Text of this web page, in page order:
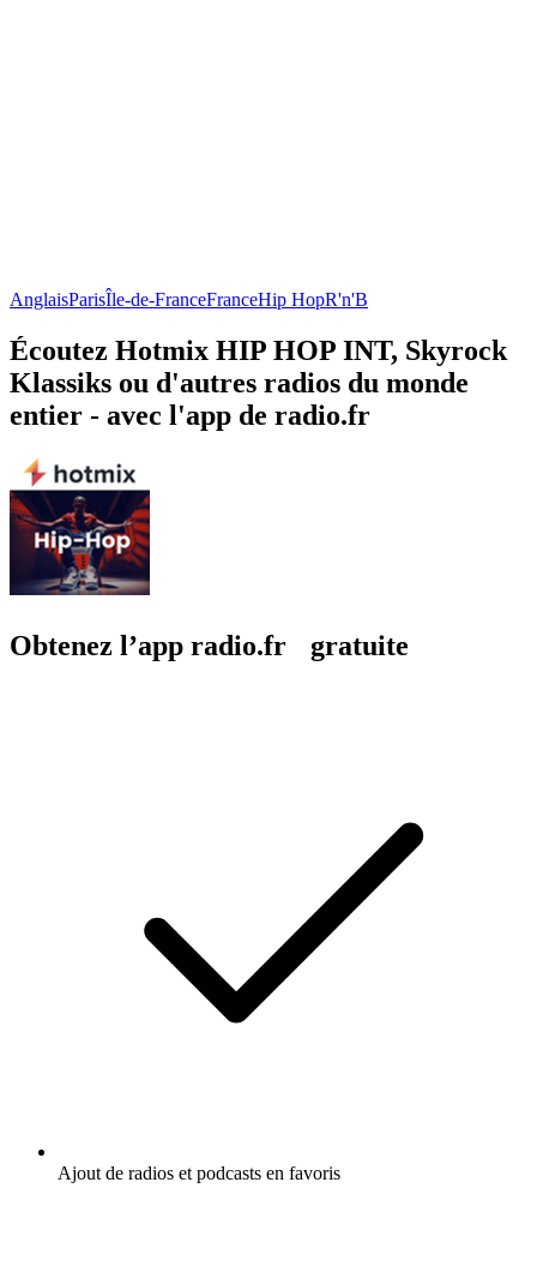
AnglaisParisÎle-de-FranceFranceHip HopR'n'B
Écoutez Hotmix HIP HOP INT, Skyrock
Klassiks ou d'autres radios du monde
entier - avec l'app de radio.fr
Obtenez l’app radio.fr gratuite
Ajout de radios et podcasts en favoris